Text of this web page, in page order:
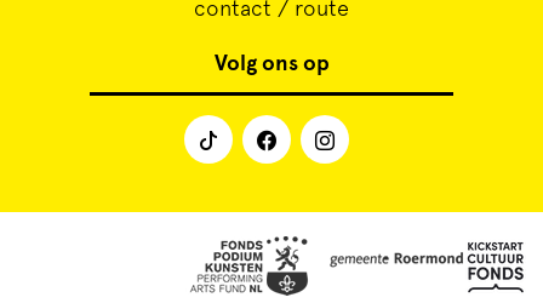
contact / route
Volg ons op